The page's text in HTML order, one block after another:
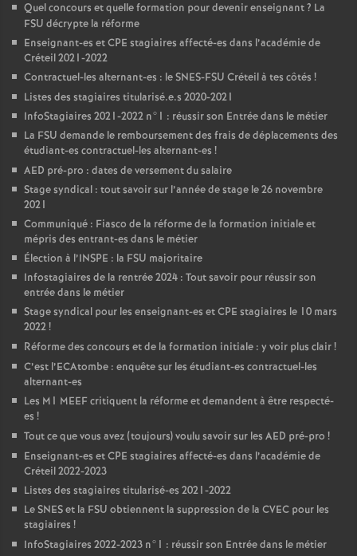
Quel concours et quelle formation pour devenir enseignant? La
FSU décrypte la réforme
Enseignant-es etCPE stagiaires affecté-es dans l’académie de
Créteil 2021-2022
Contractuel-les alternant-es : leSNES-FSU Créteil à tes côtés !
Listes des stagiaires titularisé.e.s 2020-2021
InfoStagiaires 2021-2022 n°1 : réussir son Entrée dans le métier
La FSU demande le remboursement des frais de déplacements des
étudiant-es contractuel-les alternant-es !
AED pré-pro : dates de versement du salaire
Stage syndical : tout savoir sur l’année de stage le 26 novembre
2021
Communiqué : Fiasco de la réforme de la formation initiale et
mépris des entrant-es dans le métier
Élection à l’INSPE : la FSU majoritaire
Infostagiaires de la rentrée 2024 : Tout savoir pour réussir son
entrée dans le métier
Stage syndical pour les enseignant-es etCPE stagiaires le 10 mars
2022!
Réforme des concours et de la formation initiale : y voir plus clair!
C’est l’ECAtombe : enquête sur les étudiant-es contractuel-les
alternant-es
Les M1 MEEFcritiquent la réforme et demandent à être respecté-
es !
Tout ce que vous avez (toujours) voulu savoir sur les AED pré-pro !
Enseignant-es etCPE stagiaires affecté-es dans l’académie de
Créteil 2022-2023
Listes des stagiaires titularisé-es 2021-2022
LeSNESet la FSU obtiennent la suppression de la CVEC pour les
stagiaires !
InfoStagiaires 2022-2023 n°1 : réussir son Entrée dans le métier